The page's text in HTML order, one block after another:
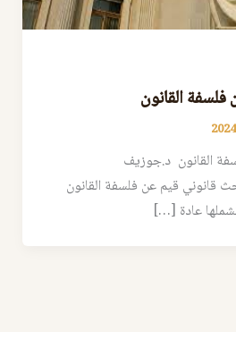
القانون
القانون د.جوزيف
28/01/2023 بحث قانوني قيم عن فلسفة القانون
عادة […]